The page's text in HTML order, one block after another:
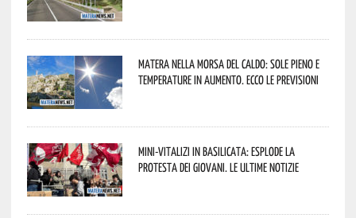
Matera nella morsa del caldo: sole pieno e
temperature in aumento. Ecco le previsioni
Mini-vitalizi in Basilicata: esplode la
protesta dei giovani. Le ultime notizie